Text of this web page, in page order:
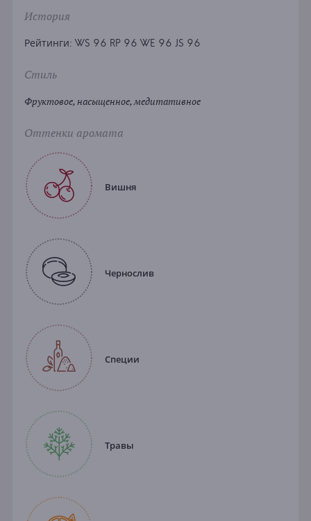
История
Рейтинги: WS 96 RP 96 WE 96 JS 96
Стиль
Фруктовое, насыщенное, медитативное
Оттенки аромата
Вишня
Чернослив
Специи
Травы